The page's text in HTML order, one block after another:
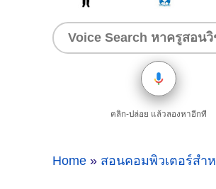
คลิก-ปล่อย แล้วลองหาอีกที
Home » สอนคอมพิวเตอร์สำหรับผู้สูงอายุ